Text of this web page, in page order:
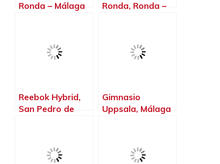
Ronda – Málaga
Ronda, Ronda –
Reebok Hybrid,
San Pedro de
Gimnasio
Uppsala, Málaga